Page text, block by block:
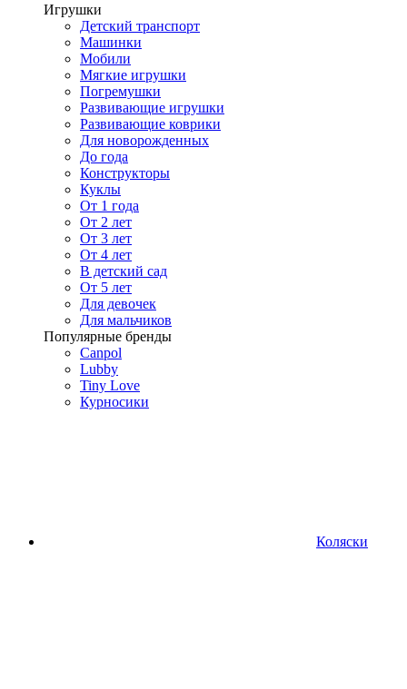
Игрушки
Детский транспорт
Машинки
Мобили
Мягкие игрушки
Погремушки
Развивающие игрушки
Развивающие коврики
Для новорожденных
До года
Конструкторы
Куклы
От 1 года
От 2 лет
От 3 лет
От 4 лет
В детский сад
От 5 лет
Для девочек
Для мальчиков
Популярные бренды
Canpol
Lubby
Tiny Love
Курносики
Коляски